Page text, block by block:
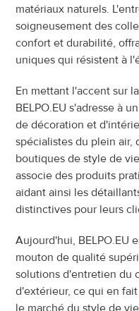
matériaux naturels.
soigneusement des
confort et durabilité,
uniques qui résistent à
En mettant l'accent sur
BELPO.EU s'adresse à
de décoration et
spécialistes du plein air,
boutiques de style de
associe des produits
aidant ainsi les
distinctives pour leurs
Aujourd'hui, BELPO.EU
mouton de qualité
solutions d'entretien du
d'extérieur, ce qui en
le marché du style de